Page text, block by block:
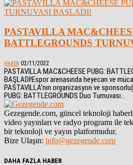
PASTAVILLA
BATTLEGROUNDS
HABER 02/11/2022
PASTAVILLA MAC&CHEESE PUBG:
BAŞLADI!Espor arenasında heyecan ve
PASTAVILLA’nın organizasyon ve
PUBG: BATTLEGROUNDS Duo Turnuvası...
Gezegende.com, güncel teknoloji
video yayınları ve radyo programı ile
bir teknoloji ve yayın platformudur.
Bize Ulaşın: info@gezegende.com
DAHA FAZLA HABER